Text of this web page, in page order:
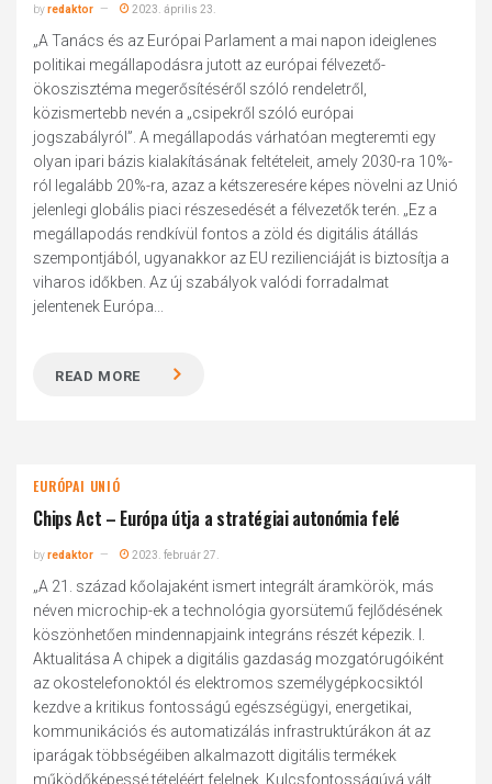
byredaktor 2023. április 23.
„A Tanács és az Európai Parlament a mai napon ideiglenes
politikai megállapodásra jutott az európai félvezető-
ökoszisztéma megerősítéséről szóló rendeletről,
közismertebb nevén a „csipekről szóló európai
jogszabályról”. A megállapodás várhatóan megteremti egy
olyan ipari bázis kialakításának feltételeit, amely 2030-ra 10%-
ról legalább 20%-ra, azaz a kétszeresére képes növelni az Unió
jelenlegi globális piaci részesedését a félvezetők terén. „Ez a
megállapodás rendkívül fontos a zöld és digitális átállás
szempontjából, ugyanakkor az EU rezilienciáját is biztosítja a
viharos időkben. Az új szabályok valódi forradalmat
jelentenek Európa...
READ MORE
EURÓPAI UNIÓ
Chips Act – Európa útja a stratégiai autonómia felé
byredaktor 2023. február 27.
„A 21. század kőolajaként ismert integrált áramkörök, más
néven microchip-ek a technológia gyorsütemű fejlődésének
köszönhetően mindennapjaink integráns részét képezik. I.
Aktualitása A chipek a digitális gazdaság mozgatórugóiként
az okostelefonoktól és elektromos személygépkocsiktól
kezdve a kritikus fontosságú egészségügyi, energetikai,
kommunikációs és automatizálás infrastruktúrákon át az
iparágak többségéiben alkalmazott digitális termékek
működőképessé tételéért felelnek. Kulcsfontosságúvá vált